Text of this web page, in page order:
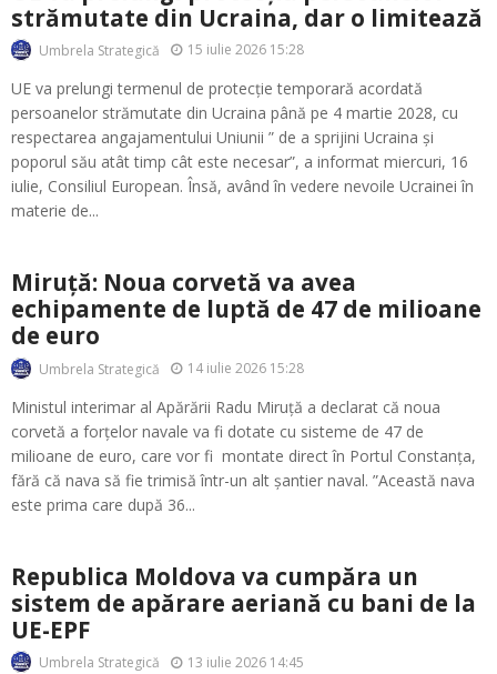
strămutate din Ucraina, dar o limitează
Umbrela Strategică 15 iulie 2026 15:28
UE va prelungi termenul de protecție temporară acordată
persoanelor strămutate din Ucraina până pe 4 martie 2028, cu
respectarea angajamentului Uniunii ” de a sprijini Ucraina și
poporul său atât timp cât este necesar”, a informat miercuri, 16
iulie, Consiliul European. Însă, având în vedere nevoile Ucrainei în
materie de...
Miruță: Noua corvetă va avea
echipamente de luptă de 47 de milioane
de euro
Umbrela Strategică 14 iulie 2026 15:28
Ministul interimar al Apărării Radu Miruță a declarat că noua
corvetă a forțelor navale va fi dotate cu sisteme de 47 de
milioane de euro, care vor fi montate direct în Portul Constanța,
fără că nava să fie trimisă într-un alt șantier naval. ”Această nava
este prima care după 36...
Republica Moldova va cumpăra un
sistem de apărare aeriană cu bani de la
UE-EPF
Umbrela Strategică 13 iulie 2026 14:45